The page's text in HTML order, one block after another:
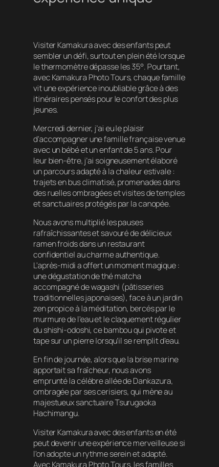
Visiter Kamakura avec des enfants peut
sembler un défi, surtout en plein été lorsque
le thermomètre dépasse les 35°. Pourtant,
avec Kamakura Photo Tours, chaque famille
vit une expérience inoubliable grâce à des
itinéraires pensés pour le confort des plus
jeunes.
Mercredi dernier, j’ai eu le plaisir
d’accompagner une famille française venue
avec un bébé et un enfant de 5 ans. Pour
leur bien-être, j’ai soigneusement élaboré
un parcours adapté à la chaleur estivale :
trajets en bus climatisé, promenades dans
des ruelles ombragées et visites de temples
et sanctuaires protégés par la canopée.
Nous avons multiplié les pauses
rafraîchissantes et savouré de délicieux
ramen froids dans un restaurant
confidentiel au charme authentique.
L’après-midi a offert un moment magique :
une dégustation de thé matcha
accompagné de wagashi (pâtisseries
traditionnelles japonaises), face à un jardin
zen propice à la méditation, bercés par le
murmure de l’eau et le claquement régulier
du shishi-odoshi, ce bambou qui pivote et
tape sur un pierre lorsqu’il se remplit d’eau.
En fin de journée, alors que la brise marine
apportait sa fraîcheur, nous avons
emprunté la célèbre allée de Dankazura,
ombragée par ses cerisiers, qui mène au
majestueux sanctuaire Tsurugaoka
Hachimangu.
Visiter Kamakura avec des enfants en été
peut devenir une expérience merveilleuse si
l’on adopte un rythme serein et adapté.
Avec Kamakura Photo Tours, les familles